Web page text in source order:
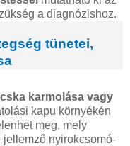
a diagnózishoz.
tünetei,
karmolása vagy
kapu környékén
meg, mely
jellemző nyirokcsomó-